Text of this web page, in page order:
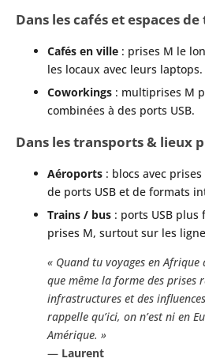
Dans les cafés et espaces
Cafés en ville : prises M le
les locaux avec leurs laptops.
Coworkings : multiprises M
combinées à des ports USB.
Dans les transports & lieux
Aéroports : blocs avec
de ports USB et de formats
Trains / bus : ports USB plus
prises M, surtout sur les
« Quand tu voyages en
que même la forme des prises
infrastructures et des
rappelle qu’ici, on n’est ni en
Amérique. »
— Laurent